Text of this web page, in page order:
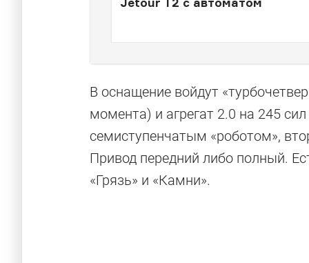
В оснащение войдут
момента) и агрегат 2.0 на 245
семиступенчатым «роботом»,
Привод передний либо полный.
«Грязь» и «Камни».